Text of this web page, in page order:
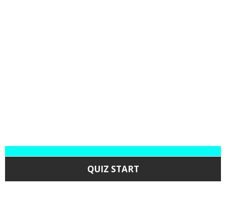
QUIZ START